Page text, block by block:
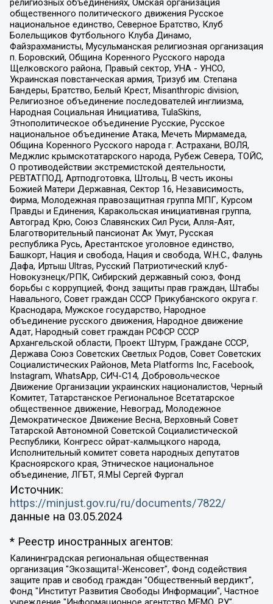
религиозных объединениях, Омская организация
общественного политического движения Русское
национальное единство, Северное Братство, Клуб
Болельщиков Футбольного Клуба Динамо,
Файзрахманисты, Мусульманская религиозная организация
п. Боровский, Община Коренного Русского народа
Щелковского района, Правый сектор, УНА - УНСО,
Украинская повстанческая армия, Тризуб им. Степана
Бандеры, Братство, Белый Крест, Misanthropic division,
Религиозное объединение последователей инглиизма,
Народная Социальная Инициатива, TulaSkins,
Этнополитическое объединение Русские, Русское
национальное объединение Атака, Мечеть Мирмамеда,
Община Коренного Русского народа г. Астрахани, ВОЛЯ,
Меджлис крымскотатарского народа, Рубеж Севера, ТОЙС,
О противодействии экстремистской деятельности,
РЕВТАТПОД, Артподготовка, Штольц, В честь иконы
Божией Матери Державная, Сектор 16, Независимость,
Фирма, Молодежная правозащитная группа МПГ, Курсом
Правды и Единения, Каракольская инициативная группа,
Автоград Крю, Союз Славянских Сил Руси, Алля-Аят,
Благотворительный пансионат Ак Умут, Русская
республика Русь, Арестантское уголовное единство,
Башкорт, Нация и свобода, Нация и свобода, W.H.С., Фалунь
Дафа, Иртыш Ultras, Русский Патриотический клуб-
Новокузнецк/РПК, Сибирский державный союз, Фонд
борьбы с коррупцией, Фонд защиты прав граждан, Штабы
Навального, Совет граждан СССР Прикубанского округа г.
Краснодара, Мужское государство, Народное
объединение русского движения, Народное движение
Адат, Народный совет граждан РСФСР СССР
Архангельской области, Проект Штурм, Граждане СССР,
Держава Союз Советских Светлых Родов, Совет Советских
Социалистических Районов, Meta Platforms Inc, Facebook,
Instagram, WhatsApp, СИЧ-С14, Добровольческое
Движение Организации украинских националистов, Черный
Комитет, Татарстанское Региональное Всетатарское
общественное движение, Невоград, Молодежное
Демократическое Движение Весна, Верховный Совет
Татарской Автономной Советской Социалистической
Республики, Конгресс ойрат-калмыцкого народа,
Исполнительный комитет совета народных депутатов
Красноярского края, Этническое национальное
объединение, ЛГБТ, Я.МЫ Сергей Фургал
Источник:
https://minjust.gov.ru/ru/documents/7822/
данные на 03.05.2024
* Реестр иностранных агентов:
Калининградская региональная общественная организация "Экозащита!-Женсовет", Фонд содействия защите прав и свобод граждан "Общественный вердикт", Фонд "Институт Развития Свободы Информации", Частное учреждение "Информационное агентство МЕМО. РУ", Региональная общественная организация "Общественная комиссия по сохранению наследия академика Сахарова", Фонд поддержки свободы прессы, Санкт-Петербургская общественная правозащитная организация "Гражданский контроль", Межрегиональная общественная организация "Информационно-просветительский центр "Мемориал", Региональный Фонд "Центр Защиты Прав Средств Массовой Информации", с 05.12.2023 Фонд "Центр Защиты Прав Средств массовой информации", Региональная общественная благотворительная организация помощи беженцам и мигрантам "Гражданское содействие", Негосударственное образовательное учреждение дополнительного профессионального образования (повышение квалификации) специалистов "АКАДЕМИЯ ПО ПРАВАМ ЧЕЛОВЕКА", Свердловская региональная общественная организация "Сутяжник", Автономная некоммерческая организация "Центр независимых социологических исследований", Союз общественных объединений "Российский исследовательский центр по правам человека", Региональное общественное учреждение научно-информационный центр "МЕМОРИАЛ", Некоммерческая организация "Фонд защиты гласности", Автономная некоммерческая организация "Институт прав человека", Городская общественная организация "Екатеринбургское общество "МЕМОРИАЛ", Городская общественная организация "Рязанское историко-просветительское и правозащитное общество "Мемориал" (Рязанский Мемориал), Челябинский региональный орган общественной самодеятельности – женское общественное объединение "Женщины Евразии", Челябинский региональный орган общественной самодеятельности "Уральская правозащитная группа", Фонд содействия защите здоровья и социальной справедливости имени Андрея Рылькова, Автономная Некоммерческая Организация "Аналитический Центр Юрия Левады", Автономная некоммерческая организация социальной поддержки населения "Проект Апрель", Региональная общественная организация помощи женщинам и детям, находящимся в кризисной ситуации "Информационно-методический центр "Анна", Фонд содействия развитию массовых коммуникаций и правовому просвещению "Так-так-Так", Фонд содействия устойчивому развитию "Серебряная тайга", Свердловский региональный общественный фонд социальных проектов "Новое время", "Idel.Реалии", Кавказ.Реалии, Крым.Реалии, Телеканал Настоящее Время, Татаро-башкирская служба Радио Свобода (Azatliq Radiosi), Радио Свободная Европа/Радио Свобода (PCE/PC), "Сибирь.Реалии", "Фактограф", Благотворительный фонд помощи осужденным и их семьям, Автономная некоммерческая организация "Институт глобализации и социальных движений", Фонд "В защиту прав заключенных", Частное учреждение "Центр поддержки и содействия развитию средств массовой информации", Пензенский региональный общественный благотворительный фонд "Гражданский союз", "Север.Реалии", Некоммерческая организация Фонд "Правовая инициатива", Общество с ограниченной ответственностью "Радио Свободная Европа/Радио Свобода", Чешское информационное агентство "MEDIUM-ORIENT", Красноярская региональная общественная организация "Мы против СПИДа", Камалягин Денис Николаевич, Маркелов Сергей Евгеньевич, Пономарев Лев Александрович, Савицкая Людмила Алексеевна, Автономная некоммерческая организация "Центр по работе с проблемой насилия "НАСИЛИЮ.НЕТ", Межрегиональный профессиональный союз работников здравоохранения "Альянс врачей", Юридическое лицо, зарегистрированное в Латвийской Республике, SIA "Medusa Project" (регистрационный номер 40103797863, дата регистрации 10.06.2014), Некоммерческая организация "Фонд по борьбе с коррупцией", Автономная некоммерческая организация "Институт права и публичной политики", Баданин Роман Сергеевич, Гликин Максим Александрович, Железнова Мария Михайловна, Лукьянова Юлия Сергеевна, Маетная Елизавета Витальевна, Маняхин Петр Борисович, Чуракова Ольга Владимировна, Ярош Юлия Петровна, Юридическое лицо "The Insider SIA", зарегистрированное в Риге, Латвийская Республика (дата регистрации 26.06.2015), являющееся администратором доменного имени интернет-издания "The Insider SIA", https://theins.ru, Постернак Алексей Евгеньевич, Рубин Михаил Аркадьевич, Анин Роман Александрович, Юридическое лицо Istories fonds, зарегистрированное в Латвийской Республике (регистрационный номер 50008295751, дата регистрации 24.02.2020), Великовский Дмитрий Александрович, Долинина Ирина Николаевна, Мароховская Алеся Алексеевна, Шлейнов Роман Юрьевич, Шмагун Олеся Валентиновна, Общество с ограниченной ответственностью "Альтаир 2021", Общество с ограниченной ответственностью "Вега 2021", Общество с ограниченной ответственностью "Главный редактор 2021", Общество с ограниченной ответственностью "Ромашки монолит", Важенков Артем Валерьевич, Ивановская областная общественная организация "Центр гендерных исследований", Гурман Юрий Альбертович, Медиапроект "ОВД-Инфо", Егоров Владимир Владимирович, Жилинский Владимир Александрович, Общество с ограниченной ответственностью "ЗП", Иванова София Юрьевна, Карезина Инна Павловна, Кильтау Екатерина Викторовна, Петров Алексей Викторович, Пискунов Сергей Евгеньевич, Смирнов Сергей Сергеевич, Тихонов Михаил Сергеевич, Общество с ограниченной ответственностью "ЖУРНАЛИСТ-ИНОСТРАННЫЙ АГЕНТ", Арапова Галина Юрьевна, Вольтская Татьяна Анатольевна, Американская компания "Mason G.E.S. Anonymous Foundation" (США), являющаяся владельцем интернет-издания https://mnews.world/, Компания "Stichting Bellingcat", зарегистрированная в Нидерландах (дата регистрации 11.07.2018), Захаров Андрей Вячеславович, Клепиковская Екатерина Дмитриевна, Общество с ограниченной ответственностью "МЕМО", Перл Роман Александрович, Симонов Евгений Алексеевич, Соловьева Елена Анатольевна, Сотников Даниил Владимирович, Сурначева Елизавета Дмитриевна, Автономная некоммерческая организация по защите прав человека и информированию населения "Якутия – Наше Мнение", Общество с ограниченной ответственностью "Москоу диджитал медиа", с 26.01.2023 Общество с ограниченной ответственностью "Чайка Белые сады", Ветошкина Валерия Валерьевна, Заговора Максим Александрович, Межрегиональное общественное движение "Российская ЛГБТ - сеть", Оленичев Максим Владимирович, Павлов Иван Юрьевич, Скворцова Елена Сергеевна, Общество с ограниченной ответственностью "Как бы инагент", Кочетков Игорь Викторович, Общество с ограниченной ответственностью "Честные выборы", Еланчик Олег Александрович, Общество с ограниченной ответственностью "Нобелевский призыв", Гималова Регина Эмилевна, Григорьев Андрей Валерьевич, Григорьева Алина Александровна, Ассоциация по содействию защите прав призывников, альтернативнослужащих и военнослужащих "Правозащитная группа "Гражданин.Армия.Право", Хисамова Регина Фаритовна, Автономная некоммерческая организация по реализации социально-правовых программ "Лилит", Дальневосточное общественное движение "Маяк", Санкт-Петербургская ЛГБТ-инициативная группа "Выход", Инициативная группа ЛГБТ+ "Реверс", Алексеев Андрей Викторович, Бекбулатова Таисия Львовна, Беляев Иван Михайлович, Владыкина Елена Сергеевна, Гельман Марат Александрович, Никульшина Вероника Юрьевна, Толоконникова Надежда Андреевна, Шендерович Виктор Анатольевич, Общество с ограниченной ответственностью "Данное сообщение", Общество с ограниченной ответственностью Издательский дом "Новая глава", Айнбиндер Александра Александровна, Московский комьюнити-центр для ЛГБТ+инициатив, Благотворительный фонд развития филантропии, Deutsche Welle (Германия, Kurt-Schumacher-Strasse 3, 53113 Bonn), Борзунова Мария Михайловна, Воробьев Виктор Викторович, Голубева Анна Львовна, Константинова Алла Михайловна, Малкова Ирина Владимировна, Мурадов Мурад Абдулгалимович, Осетинская Елизавета Николаевна, Понасенков Евгений Николаевич, Ганапольский Матвей Юрьевич, Киселев Евгений Алексеевич, Борухович Ирина Григорьевна, Дремин Иван Тимофеевич, Дубровский Дмитрий Викторович, Красноярская региональная общественная организация поддержки и развития альтернативных образовательных технологий и межкультурных коммуникаций "ИНТЕРРА", Маяковская Екатерина Алексеевна, Фейгин Марк Захарович, Филимонов Андрей Викторович, Дзугкоева Регина Николаевна, Доброхотов Роман Александрович, Дудь Юрий Александрович, Елкин Сергей Владимирович, Кругликов Кирилл Игоревич, Сабунаева Мария Леонидовна, Семенов Алексей Владимирович, Шаинян Карен Багратович, Шульман Екатерина Михайловна, Асафьев Артур Валерьевич, Вахштайн Виктор Семенович, Венедиктов Алексей Алексеевич, Лушникова Екатерина Евгеньевна, Волков Леонид Михайлович, Невзоров Александр Глебович, Пархоменко Сергей Борисович, Сироткин Ярослав Николаевич, Кара-Мурза Владимир Владимирович, Баранова Наталья Владимировна, Гозман Леонид Яковлевич, Кагарлицкий Борис Юльевич, Климарев Михаил Валерьевич, Милов Владимир Станиславович, Автономная некоммерческая организация Краснодарский центр современного искусства "Типография", Моргенштерн Алишер Тагирович, Соболь Любовь Эдуардовна, Общество с ограниченной ответственностью "ЛИЗА НОРМ", Каспаров Гарри Кимович, Ходорковский Михаил Борисович, Общество с ограниченной ответственностью "Апрельские тезисы", Данилович Ирина Брониславовна, Кашин Олег Владимирович, Петров Николай Владимирович, Пивоваров Алексей Владимирович, Соколов Михаил Владимирович, Цветкова Юлия Владимировна, Чичваркин Евгений Александрович, Комитет против пыток/Команда против пыток, Общество с ограниченной ответственностью "Первый научный", Общество с ограниченной ответственностью "Вертолет и ко", Белоцерковская Вероника Борисовна, Кац Максим Евгеньевич, Лазарева Татьяна Юрьевна, Шаведдинов Руслан Табризович, Яшин Илья Валерьевич, Общество с ограниченной ответственностью "Иноагент ААВ", Алешковский Дмитрий Петрович, Альбац Евгения Марковна, Быков Дмитрий Львович, Галямина Юлия Евгеньевна, Лойко Сергей Леонидович, Мартынов Кирилл Константинович, Медведев Сергей Александрович, Крашенинников Федор Геннадиевич, Гордеева Катерина Вл